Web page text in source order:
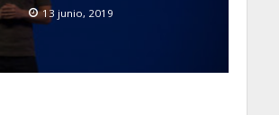
13 junio, 2019